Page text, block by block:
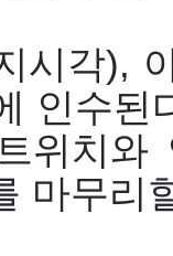
시각),
인수된
위치
마무리